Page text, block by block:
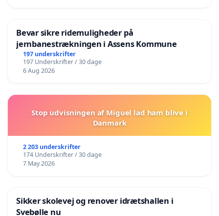
Bevar sikre ridemuligheder på
jernbanestrækningen i Assens Kommune
197 underskrifter
197 Underskrifter / 30 dage
6 Aug 2026
Stop udvisningen af Miguel lad ham blive i
Danmark
2 203 underskrifter
174 Underskrifter / 30 dage
7 May 2026
Sikker skolevej og renover idrætshallen i
Svebølle nu